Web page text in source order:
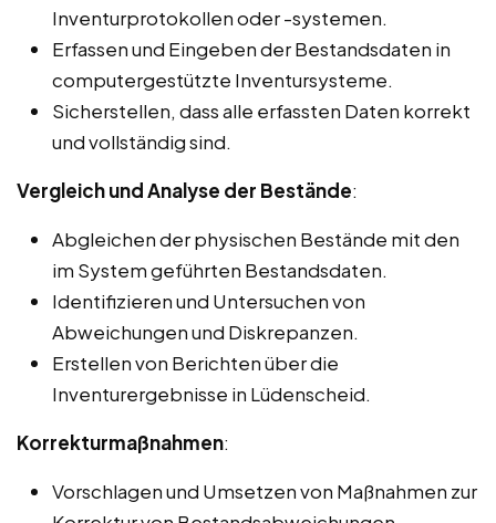
Inventurprotokollen oder -systemen.
Erfassen und Eingeben der Bestandsdaten in
computergestützte Inventursysteme.
Sicherstellen, dass alle erfassten Daten korrekt
und vollständig sind.
Vergleich und Analyse der Bestände:
Abgleichen der physischen Bestände mit den
im System geführten Bestandsdaten.
Identifizieren und Untersuchen von
Abweichungen und Diskrepanzen.
Erstellen von Berichten über die
Inventurergebnisse in Lüdenscheid.
Korrekturmaßnahmen:
Vorschlagen und Umsetzen von Maßnahmen zur